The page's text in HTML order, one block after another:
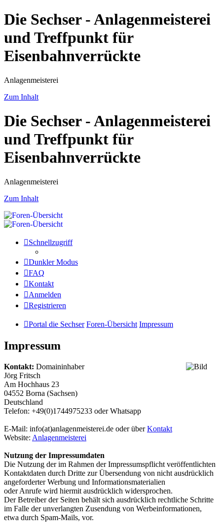
Die Sechser - Anlagenmeisterei
und Treffpunkt für
Eisenbahnverrückte
Anlagenmeisterei
Zum Inhalt
Die Sechser - Anlagenmeisterei
und Treffpunkt für
Eisenbahnverrückte
Anlagenmeisterei
Zum Inhalt
Schnellzugriff
Dunkler Modus
FAQ
Kontakt
Anmelden
Registrieren
Portal die Sechser Foren-Übersicht Impressum
Impressum
Kontakt: Domaininhaber
Jörg Fritsch
Am Hochhaus 23
04552 Borna (Sachsen)
Deutschland
Telefon: +49(0)1744975233 oder Whatsapp
E-Mail: info(at)anlagenmeisterei.de oder überKontakt
Website: Anlagenmeisterei
Nutzung der Impressumdaten
Die Nutzung der im Rahmen der Impressumspflicht veröffentlichten
Kontaktdaten durch Dritte zur Übersendung von nicht ausdrücklich
angeforderter Werbung und Informationsmaterialien
oder Anrufe wird hiermit ausdrücklich widersprochen.
Der Betreiber der Seiten behält sich ausdrücklich rechtliche Schritte
im Falle der unverlangten Zusendung von Werbeinformationen,
etwa durch Spam-Mails, vor.